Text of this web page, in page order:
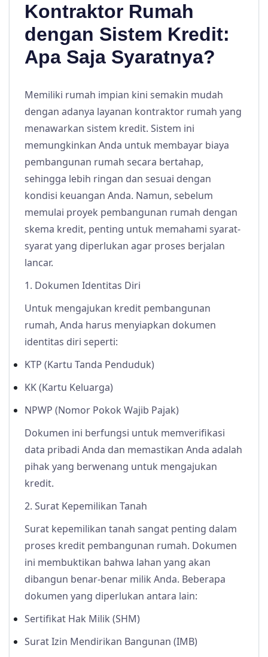
Kontraktor Rumah
dengan Sistem Kredit:
Apa Saja Syaratnya?
Memiliki rumah impian kini semakin mudah
dengan adanya layanan kontraktor rumah yang
menawarkan sistem kredit. Sistem ini
memungkinkan Anda untuk membayar biaya
pembangunan rumah secara bertahap,
sehingga lebih ringan dan sesuai dengan
kondisi keuangan Anda. Namun, sebelum
memulai proyek pembangunan rumah dengan
skema kredit, penting untuk memahami syarat-
syarat yang diperlukan agar proses berjalan
lancar.
1. Dokumen Identitas Diri
Untuk mengajukan kredit pembangunan
rumah, Anda harus menyiapkan dokumen
identitas diri seperti:
KTP (Kartu Tanda Penduduk)
KK (Kartu Keluarga)
NPWP (Nomor Pokok Wajib Pajak)
Dokumen ini berfungsi untuk memverifikasi
data pribadi Anda dan memastikan Anda adalah
pihak yang berwenang untuk mengajukan
kredit.
2. Surat Kepemilikan Tanah
Surat kepemilikan tanah sangat penting dalam
proses kredit pembangunan rumah. Dokumen
ini membuktikan bahwa lahan yang akan
dibangun benar-benar milik Anda. Beberapa
dokumen yang diperlukan antara lain:
Sertifikat Hak Milik (SHM)
Surat Izin Mendirikan Bangunan (IMB)